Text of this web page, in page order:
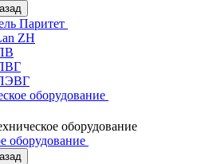
Паритет
ZH
оборудование
оборудование
оборудование